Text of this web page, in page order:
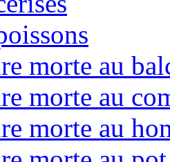
morte au
morte au
morte au